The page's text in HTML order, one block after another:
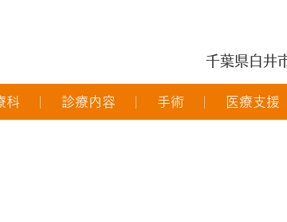
千葉県白井
科 診療内容 手術 医療支援